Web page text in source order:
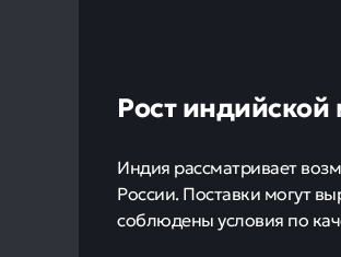
Рост индийской
Индия рассматривает
России. Поставки могут
соблюдены условия по